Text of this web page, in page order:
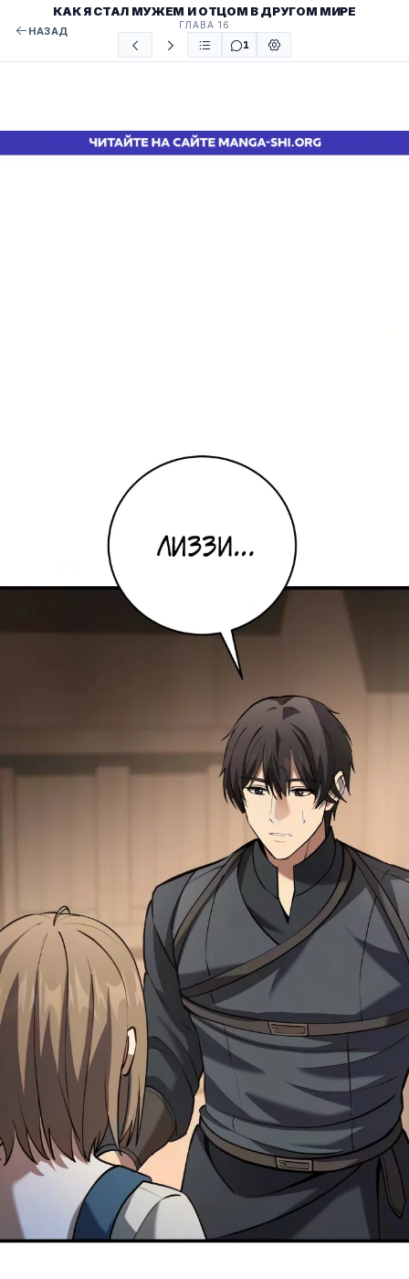
НАЗАД
КАК Я СТАЛ МУЖЕМ И ОТЦОМ В ДРУГОМ МИРЕ
ГЛАВА 16
1